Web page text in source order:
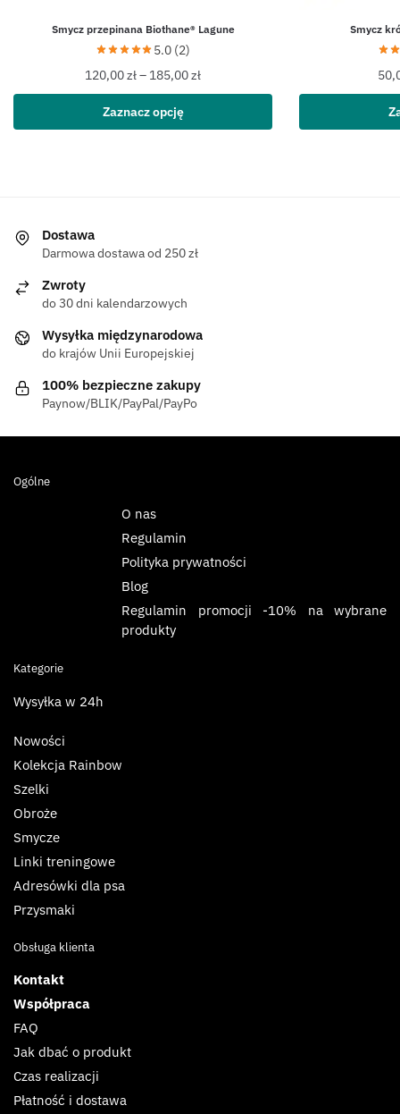
Smycz przepinana Biothane® Lagune
5.0 (2)
120,00zł– 185,00zł
Zaznacz opcję
Smycz
Dostawa
Darmowa dostawa od 250 zł
Zwroty
do 30 dni kalendarzowych
Wysyłka międzynarodowa
do krajów Unii Europejskiej
100% bezpieczne zakupy
Paynow/BLIK/PayPal/PayPo
Ogólne
O nas
Regulamin
Polityka prywatności
Blog
Regulamin promocji -10% na wybrane
produkty
Kategorie
Wysyłka w 24h
Nowości
Kolekcja Rainbow
Szelki
Obroże
Smycze
Linki treningowe
Adresówki dla psa
Przysmaki
Obsługa klienta
Kontakt
Współpraca
FAQ
Jak dbać o produkt
Czas realizacji
Płatność i dostawa